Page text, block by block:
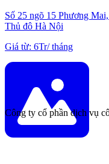
Số 25 ngõ 15 Phương
Thủ đô Hà Nội
Giá từ: 6Tr/tháng
Công ty cổ phần dịch vụ